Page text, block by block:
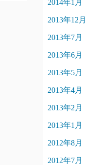
2014年1月
2013年12月
2013年7月
2013年6月
2013年5月
2013年4月
2013年2月
2013年1月
2012年8月
2012年7月